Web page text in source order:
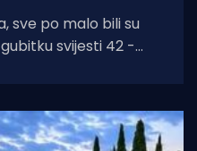
sve po malo bili su
svijesti 42 -